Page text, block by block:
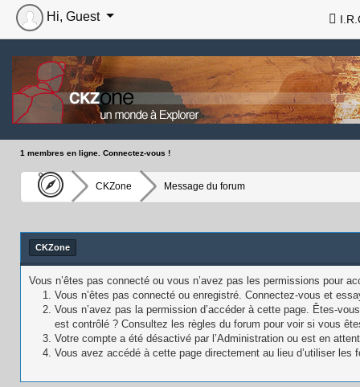
Hi, Guest
1 membres en ligne. Connectez-vous !
CKZone Message du forum
CKZone
Vous n’êtes pas connecté ou vous n’avez pas les permissions pour
Vous n’êtes pas connecté ou enregistré. Connectez-vous et
Vous n’avez pas la permission d’accéder à cette page. Êtes-
est contrôlé ? Consultez les règles du forum pour voir si vous
Votre compte a été désactivé par l’Administration ou est en
Vous avez accédé à cette page directement au lieu d’utiliser les